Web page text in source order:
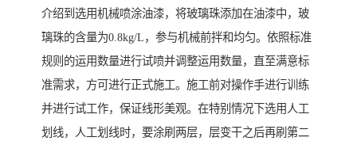
介绍到选用机械喷涂油漆，将玻璃珠添加在油漆中，玻
璃珠的含量为0.8kg/L，参与机械前拌和均匀。依照标准
规则的运用数量进行试喷并调整运用数量，直至满意标
准需求，方可进行正式施工。施工前对操作手进行训练
并进行试工作，保证线形美观。在特别情况下选用人工
划线，人工划线时，要涂刷两层，层变干之后再刷第二